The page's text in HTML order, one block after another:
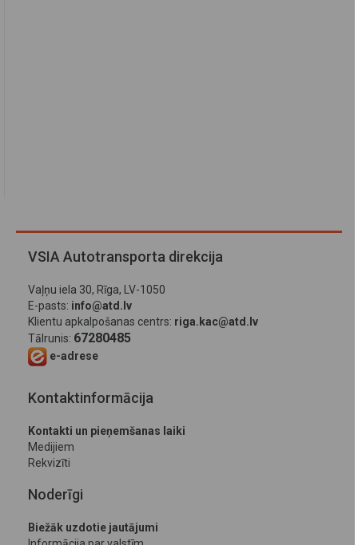
VSIA Autotransporta direkcija
Vaļņu iela 30, Rīga, LV-1050
E-pasts: info@atd.lv
Klientu apkalpošanas centrs: riga.kac@atd.lv
Tālrunis: 67280485
e-adrese
Kontaktinformācija
Kontakti un pieņemšanas laiki
Medijiem
Rekvizīti
Noderīgi
Biežāk uzdotie jautājumi